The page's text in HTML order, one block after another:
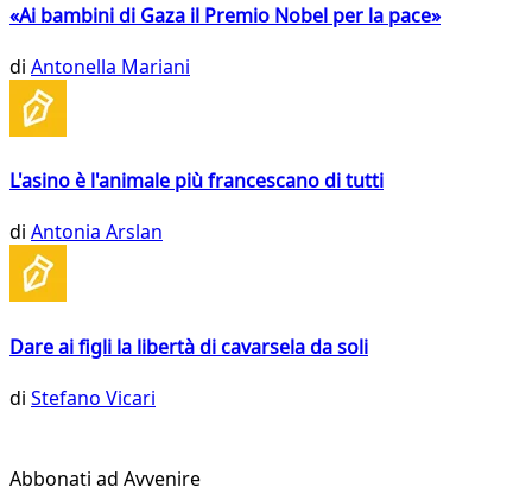
«Ai bambini di Gaza il Premio Nobel per la pace»
di Antonella Mariani
L'asino è l'animale più francescano di tutti
di Antonia Arslan
Dare ai figli la libertà di cavarsela da soli
di Stefano Vicari
Abbonati ad Avvenire